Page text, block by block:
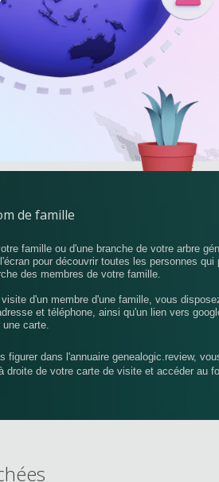
de famille
famille ou d'une branche de votre arbre
pour découvrir toutes les personnes
des membres de votre famille.
d'un membre d'une famille, vous
et téléphone, ainsi qu'un lien vers
une carte.
figurer dans l'annuaire genealogic.review,
droite de votre carte de visite et accéder au